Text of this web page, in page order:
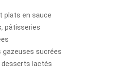
plats en sauce
pâtisseries
sucrées
lactés